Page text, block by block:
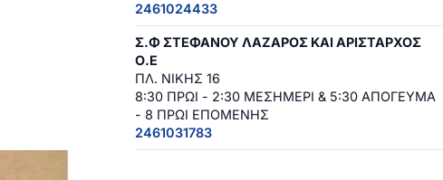
2461024433
Σ.Φ ΣΤΕΦΑΝΟΥ ΛΑΖΑΡΟΣ ΚΑΙ ΑΡΙΣΤΑΡΧΟΣ
Ο.Ε
ΠΛ. ΝΙΚΗΣ 16
8:30 ΠΡΩΙ - 2:30 ΜΕΣΗΜΕΡΙ & 5:30 ΑΠΟΓΕΥΜΑ
- 8 ΠΡΩΙ ΕΠΟΜΕΝΗΣ
2461031783